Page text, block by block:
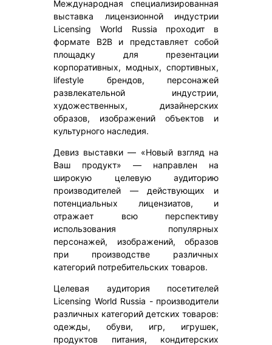
Международная специализированная
выставка лицензионной индустрии
Licensing World Russia проходит в
формате B2B и представляет собой
площадку для презентации
корпоративных, модных, спортивных,
lifestyle брендов, персонажей
развлекательной индустрии,
художественных, дизайнерских
образов, изображений объектов и
культурного наследия.
Девиз выставки — «Новый взгляд на
Ваш продукт» — направлен на
широкую целевую аудиторию
производителей — действующих и
потенциальных лицензиатов, и
отражает всю перспективу
использования популярных
персонажей, изображений, образов
при производстве различных
категорий потребительских товаров.
Целевая аудитория посетителей
Licensing World Russia - производители
различных категорий детских товаров:
одежды, обуви, игр, игрушек,
продуктов питания, кондитерских